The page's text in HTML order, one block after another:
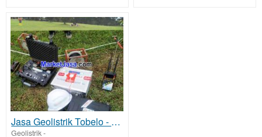
Jasa Geolistrik Tobelo - Halmahera Utara Mencari Sumber Mata Air Bawah Tanah Tarif Biaya Per Titik M
Geolistrik-